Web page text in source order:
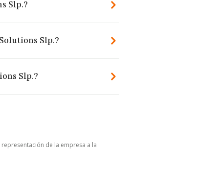
Slp.?
Slp.?
Slp.?
de la empresa a la